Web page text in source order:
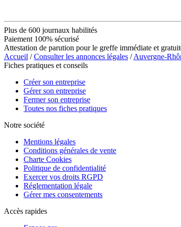
Plus de 600 journaux habilités
Paiement 100% sécurisé
Attestation de parution pour le greffe immédiate et
Accueil /Consulter les annonces légales /Auvergne-
Fiches pratiques et conseils
Créer son entreprise
Gérer son entreprise
Fermer son entreprise
Toutes nos fiches pratiques
Notre société
Mentions légales
Conditions générales de vente
Charte Cookies
Politique de confidentialité
Exercer vos droits RGPD
Réglementation légale
Gérer mes consentements
Accès rapides